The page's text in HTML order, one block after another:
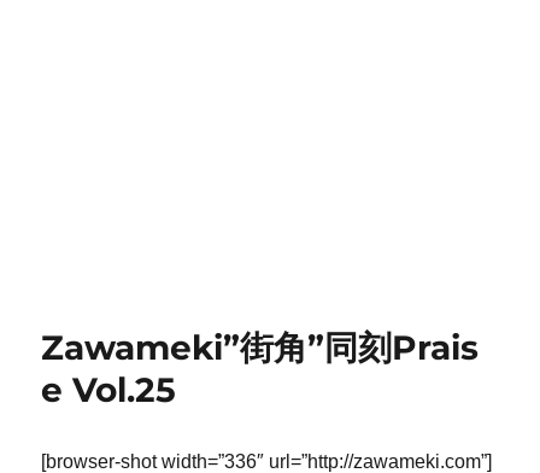
Zawameki”街角”同刻Prais
e Vol.25
[browser-shot width=”336″ url=”http://zawameki.com”]